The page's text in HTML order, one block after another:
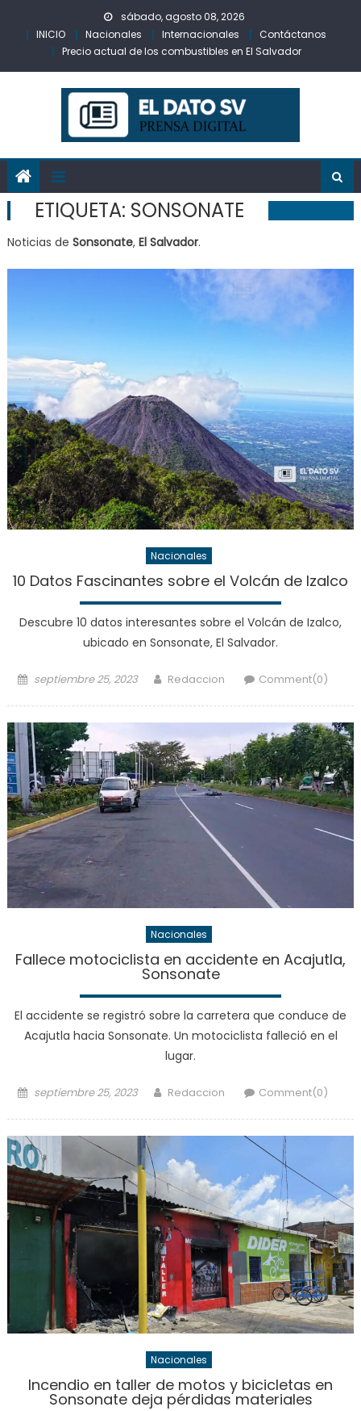
sábado, agosto 08, 2026
INICIO
Nacionales Internacionales
Contáctanos
Precio actual de los combustibles en El Salvador
ETIQUETA: SONSONATE
Noticias de Sonsonate, El Salvador.
Nacionales
10 Datos Fascinantes sobre el Volcán de Izalco
Descubre 10 datos interesantes sobre el Volcán de Izalco,
ubicado en Sonsonate, El Salvador.
Posted
septiembre 25, 2023 Author
Redaccion Comment(0)
Nacionales
Fallece motociclista en accidente en Acajutla,
Sonsonate
El accidente se registró sobre la carretera que conduce de
Acajutla hacia Sonsonate. Un motociclista falleció en el
lugar.
Posted
septiembre 25, 2023 Author
Redaccion Comment(0)
Nacionales
Incendio en taller de motos y bicicletas en
Sonsonate deja pérdidas materiales